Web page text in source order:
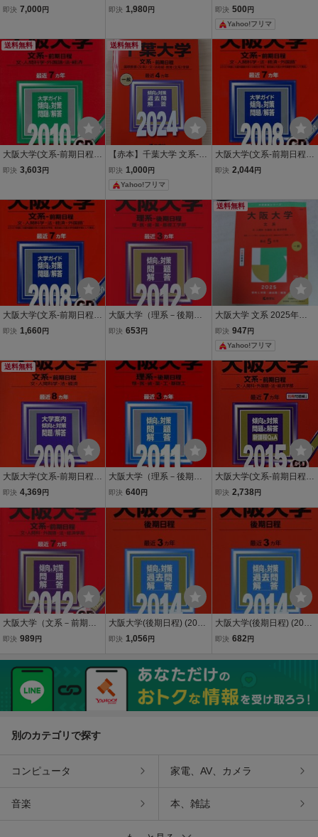
(2007年版 大学入試シリ
即決 7,000 円
日程 2009年版 最近7カ年
即決 1,980 円
年版 大学入試シリーズ 赤
本 教学社
即決 500 円
Yahoo!フリマ
送料無料
大阪大学(文系-前期日程)
[2010年版 大学入試シリ
即決 3,603 円
送料無料
【赤本】千葉大学 文系-前
期日程 2024年版（大学入
試シリーズ 教学社）
即決 1,000 円
Yahoo!フリマ
大阪大学(文系-前期日程)
2008年版 (大学入試シ
即決 2,044円
大阪大学(文系-前期日程)
2008年版 (大学入試シ
即決 1,660 円
大阪大学（理系－後期日
程） (2012年版 大学入
即決 653 円
送料無料
大阪大学 文系 2025年版
大学赤本シリーズ 108 教
学社
即決 947 円
Yahoo!フリマ
送料無料
大阪大学(文系-前期日程)
(2006年版 大学入試シリ
即決 4,369円
大阪大学（理系－後期日
程） (2011年版 大学入
編集部
即決 640 円
大阪大学(文系-前期日程)
(2015年版大学入試シリー
即決 2,738円
大阪大学（文系－前期日
程） (2012年版 大学入
編集部
即決 989円
大阪大学(後期日程) (2014
年版 大学入試シリーズ)
即決 1,056 円
大阪大学(後期日程) (2014
年版 大学入試シリーズ)
即決 682 円
別のカテゴリで探す
コンピュータ 家電、AV、カメラ
音楽 本、雑誌